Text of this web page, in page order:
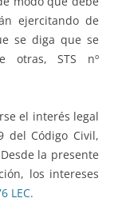
ejercitando de
se diga que se
otras, STS nº
el interés legal
del Código Civil,
la presente
los intereses
LEC.